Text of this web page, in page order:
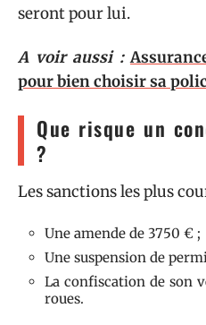
seront pour lui.
A voir aussi :
pour bien choisir sa
Que risque un
?
Les sanctions les plus
Une amende de 3750 € ;
Une suspension de
La confiscation de son
roues.